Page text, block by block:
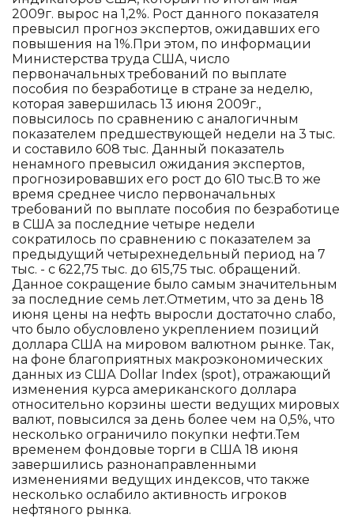
2009г. вырос на 1,2%. Рост данного показателя
превысил прогноз экспертов, ожидавших его
повышения на 1%.При этом, по информации
Министерства труда США, число
первоначальных требований по выплате
пособия по безработице в стране за неделю,
которая завершилась 13 июня 2009г.,
повысилось по сравнению с аналогичным
показателем предшествующей недели на 3 тыс.
и составило 608 тыс. Данный показатель
ненамного превысил ожидания экспертов,
прогнозировавших его рост до 610 тыс.В то же
время среднее число первоначальных
требований по выплате пособия по безработице
в США за последние четыре недели
сократилось по сравнению с показателем за
предыдущий четырехнедельный период на 7
тыс. - с 622,75 тыс. до 615,75 тыс. обращений.
Данное сокращение было самым значительным
за последние семь лет.Отметим, что за день 18
июня цены на нефть выросли достаточно слабо,
что было обусловлено укреплением позиций
доллара США на мировом валютном рынке. Так,
на фоне благоприятных макроэкономических
данных из США Dollar Index (spot), отражающий
изменения курса американского доллара
относительно корзины шести ведущих мировых
валют, повысился за день более чем на 0,5%, что
несколько ограничило покупки нефти.Тем
временем фондовые торги в США 18 июня
завершились разнонаправленными
изменениями ведущих индексов, что также
несколько ослабило активность игроков
нефтяного рынка.